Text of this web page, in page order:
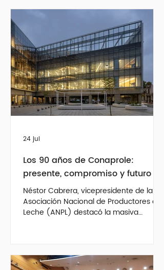
Los 90 años de Conaprole:
presente, compromiso y futuro
Néstor Cabrera, vicepresidente de la
Asociación Nacional de Productores de
Leche (ANPL) destacó la masiva
que la cooperativa continúa
consolidando un camino de innovación
24 jul